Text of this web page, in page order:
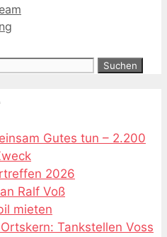
Gutes tun – 2.200
2026
Ralf Voß
mieten
Tankstellen Voss